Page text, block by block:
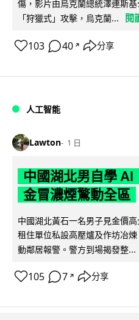
傷，影片由烏克蘭總統澤連斯
「狩獵式」攻擊，烏克蘭...
閱
103 40 ↗ 分享
人工智能
Lawton 1 日
中國湖北男自學 AI
金冒濃煙驚動全區
中國湖北黃石一名男子見金價
租住單位私設高壓爐及作坊冶
動鄰居報警。警方到場揭發整...
105 7 ↗ 分享